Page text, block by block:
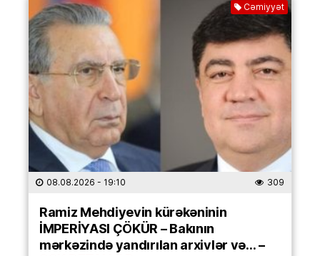
Cəmiyyət
08.08.2026 - 19:10 309
Ramiz Mehdiyevin kürəkəninin
İMPERİYASI ÇÖKÜR – Bakının
mərkəzində yandırılan arxivlər və… –